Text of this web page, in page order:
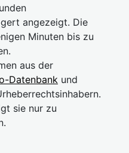
angezeigt. Die
Minuten bis zu
aus der
Datenbank und
sie nur zu